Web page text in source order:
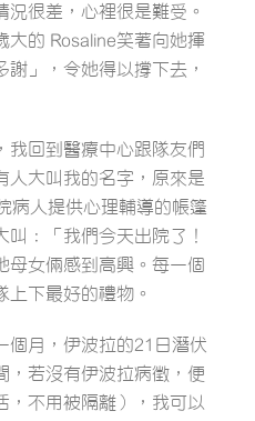
很差，心裡很是難受。
大的 Rosaline笑著向她揮
」，令她得以撐下去，
我回到醫療中心跟隊友們
人大叫我的名字，原來是
病人提供心理輔導的帳篷
︰「我們今天出院了！
女倆感到高興。每一個
下最好的禮物。
個月，伊波拉的21日潛伏
，若沒有伊波拉病徵，便
，不用被隔離），我可以